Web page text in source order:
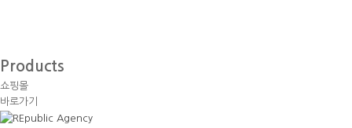
Products
쇼핑몰
바로가기